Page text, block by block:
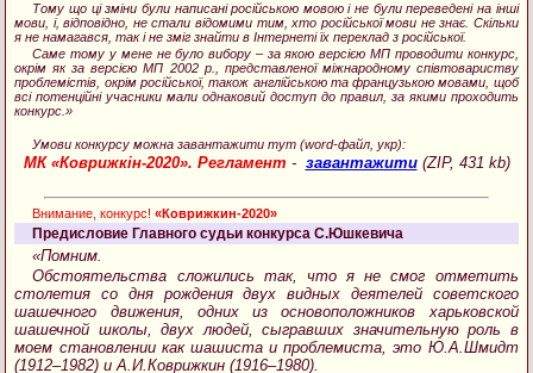
Тому що ці зміни були написані російською мовою і не були переведені на інші
мови, і, відповідно, не стали відомими тим, хто російської мови не знає. Скільки
я не намагався, так і не зміг знайти в Інтернеті їх переклад з російської.
Саме тому у мене не було вибору – за якою версією МП проводити конкурс,
окрім як за версією МП 2002 р., представленої міжнародному співтовариству
проблемістів, окрім російської, також англійською та французькою мовами, щоб
всі потенційні учасники мали однаковий доступ до правил, за якими проходить
конкурс.»
Умови конкурсу можна завантажити тут (word-файл, укр):
МК «Коврижкін-2020». Регламент - завантажити(ZIP, 431 kb)
Внимание, конкурс!«Коврижкин-2020»
Предисловие Главного судьи конкурса С.Юшкевича
«Помним.
Обстоятельства сложились так, что я не смог отметить
столетия со дня рождения двух видных деятелей советского
шашечного движения, одних из основоположников харьковской
шашечной школы, двух людей, сыгравших значительную роль в
моем становлении как шашиста и проблемиста, это Ю.А.Шмидт
(1912–1982) и А.И.Коврижкин (1916–1980).